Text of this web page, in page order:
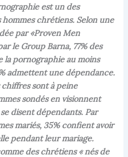
est un des
chrétiens. Selon une
par «Proven Men
le Group Barna, 77% des
la pornographie au moins
admettent une dépendance.
chiffres sont à peine
sondés en visionnent
disent dépendants. Par
mariés, 35% confient avoir
pendant leur mariage.
des chrétiens « nés de